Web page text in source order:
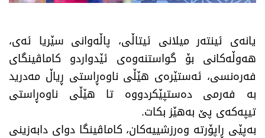
یانەی ئینتەر میلانی ئیتاڵی، پاڵەوانی سێریا ئەی،
هەوڵەکانی بۆ گواستنەوەی ئێدواردو کاماڤینگای
فەرەنسی، ئەستێرەی هێڵی ناوەڕاستی ڕیاڵ مەدرید
بە فەرمی دەستپێکردووە تا هێڵی ناوەڕاستی
تیپەکەی پێ بەهێز بکات.
بەپێی ڕاپۆرتە وەرزشییەکان، کاماڤینگا دوای دابەزینی